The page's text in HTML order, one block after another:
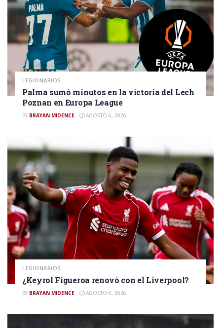
LEGIONARIOS
Palma sumó minutos en la victoria del Lech
Poznan en Europa League
BY BRAYAN MIDENCE AGOSTO 6, 2026
LEGIONARIOS
¿Keyrol Figueroa renovó con el Liverpool?
BY BRAYAN MIDENCE AGOSTO 6, 2026